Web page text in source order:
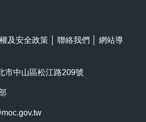
及安全政策 聯絡我們
網站導
市中山區松江路209號